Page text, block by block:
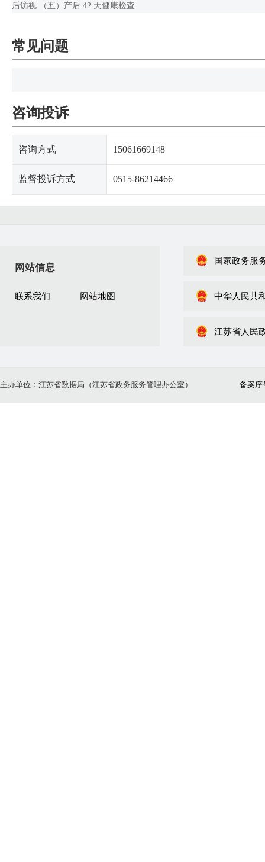
后访视 （五）产后 42 天健康检查
常见问题
咨询投诉
咨询方式 15061669148
监督投诉方式 0515-86214466
网站信息
联系我们 网站地图
国家政务服
中华人民共
江苏省人民
主办单位：江苏省数据局（江苏省政务服务管理办公室） 备案序